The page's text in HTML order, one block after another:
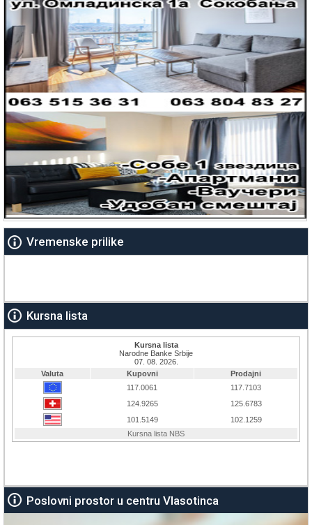
Vremenske prilike
Kursna lista
Poslovni prostor u centru Vlasotinca